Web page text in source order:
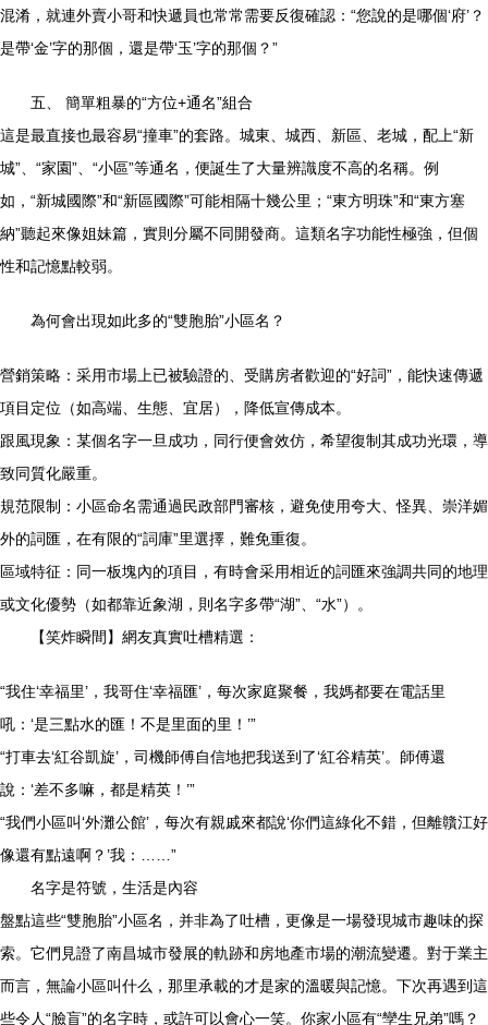
混淆，就連外賣小哥和快遞員也常常需要反復確認：“您說的是哪個‘府’？
是帶‘金’字的那個，還是帶‘玉’字的那個？”
五、 簡單粗暴的“方位+通名”組合
這是最直接也最容易“撞車”的套路。城東、城西、新區、老城，配上“新
城”、“家園”、“小區”等通名，便誕生了大量辨識度不高的名稱。例
如，“新城國際”和“新區國際”可能相隔十幾公里；“東方明珠”和“東方塞
納”聽起來像姐妹篇，實則分屬不同開發商。這類名字功能性極強，但個
性和記憶點較弱。
為何會出現如此多的“雙胞胎”小區名？
營銷策略：采用市場上已被驗證的、受購房者歡迎的“好詞”，能快速傳遞
項目定位（如高端、生態、宜居），降低宣傳成本。
跟風現象：某個名字一旦成功，同行便會效仿，希望復制其成功光環，導
致同質化嚴重。
規范限制：小區命名需通過民政部門審核，避免使用夸大、怪異、崇洋媚
外的詞匯，在有限的“詞庫”里選擇，難免重復。
區域特征：同一板塊內的項目，有時會采用相近的詞匯來強調共同的地理
或文化優勢（如都靠近象湖，則名字多帶“湖”、“水”）。
【笑炸瞬間】網友真實吐槽精選：
“我住‘幸福里’，我哥住‘幸福匯’，每次家庭聚餐，我媽都要在電話里
吼：‘是三點水的匯！不是里面的里！’”
“打車去‘紅谷凱旋’，司機師傅自信地把我送到了‘紅谷精英’。師傅還
說：‘差不多嘛，都是精英！’”
“我們小區叫‘外灘公館’，每次有親戚來都說‘你們這綠化不錯，但離贛江好
像還有點遠啊？’我：……”
名字是符號，生活是內容
盤點這些“雙胞胎”小區名，并非為了吐槽，更像是一場發現城市趣味的探
索。它們見證了南昌城市發展的軌跡和房地產市場的潮流變遷。對于業主
而言，無論小區叫什么，那里承載的才是家的溫暖與記憶。下次再遇到這
些令人“臉盲”的名字時，或許可以會心一笑。你家小區有“孿生兄弟”嗎？